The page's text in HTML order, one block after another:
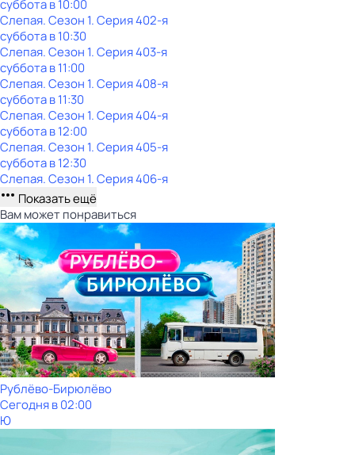
субботав10:00
Слепая. Сезон 1. Серия 402-я
субботав10:30
Слепая. Сезон 1. Серия 403-я
субботав11:00
Слепая. Сезон 1. Серия 408-я
субботав11:30
Слепая. Сезон 1. Серия 404-я
субботав12:00
Слепая. Сезон 1. Серия 405-я
субботав12:30
Слепая. Сезон 1. Серия 406-я
Показать ещё
Вам может понравиться
Рублёво-Бирюлёво
Сегодня в 02:00
Ю